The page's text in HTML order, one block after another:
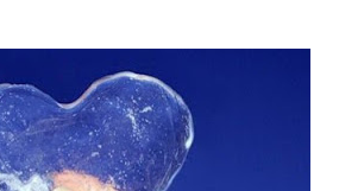
num braço armado empunhando
de quatro pontas farpadas,
Ordem de Cristo. O pendão está
em prata. Encimando o